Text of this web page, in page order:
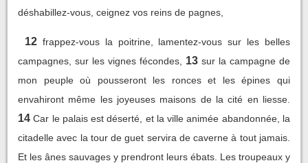
déshabillez-vous, ceignez vos reins de pagnes,
12 frappez-vous la poitrine, lamentez-vous sur les belles
campagnes, sur les vignes fécondes,
13 sur la campagne de
mon peuple où pousseront les ronces et les épines qui
envahiront même les joyeuses maisons de la cité en liesse.
14 Car le palais est déserté, et la ville animée abandonnée, la
citadelle avec la tour de guet servira de caverne à tout jamais.
Et les ânes sauvages y prendront leurs ébats. Les troupeaux y